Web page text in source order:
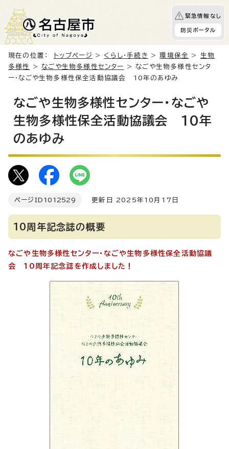
緊急情報なし
防災ポータル
現在の位置： トップページ > くらし・手続き >環境保全 > 生物
多様性
>なごや生物多様性センター
> なごや生物多様性センタ
ー・なごや生物多様性保全活動協議会 10年のあゆみ
なごや生物多様性センター・なごや
生物多様性保全活動協議会 10年
のあゆみ
ページID 1012529 更新日 2025年10月17日
10周年記念誌の概要
なごや生物多様性センター・なごや生物多様性保全活動協議
会 10周年記念誌を作成しました！